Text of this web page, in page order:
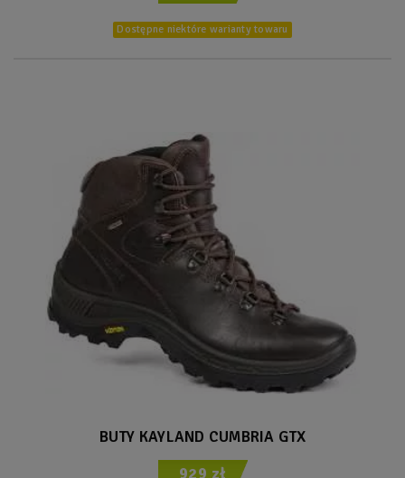
Dostępne niektóre warianty towaru
BUTY KAYLAND CUMBRIA GTX
929 zł